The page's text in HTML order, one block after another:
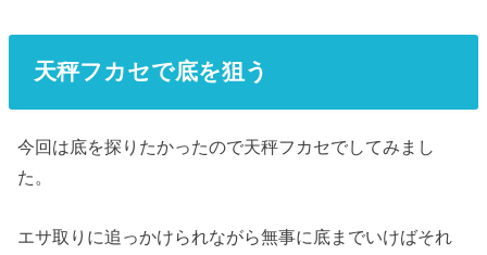
天秤フカセで底を狙う
今回は底を探りたかったので天秤フカセでしてみまし
た。
エサ取りに追っかけられながら無事に底までいけばそれ